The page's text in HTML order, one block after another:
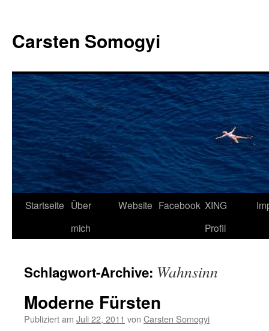
Carsten Somogyi
Zum
Startseite Über
mich
Website Facebook XING
Profil
Schlagwort-Archive: Wahnsinn
Moderne Fürsten
Publiziert am Juli 22, 2011 von Carsten Somogyi